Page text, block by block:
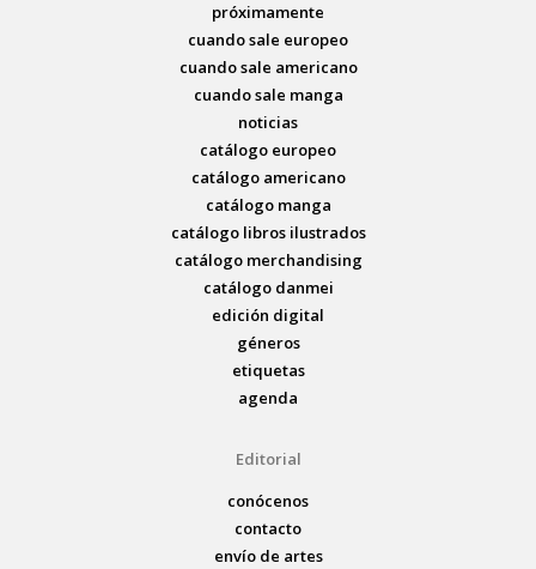
próximamente
cuando sale europeo
cuando sale americano
cuando sale manga
noticias
catálogo europeo
catálogo americano
catálogo manga
catálogo libros ilustrados
catálogo merchandising
catálogo danmei
edición digital
géneros
etiquetas
agenda
Editorial
conócenos
contacto
envío de artes